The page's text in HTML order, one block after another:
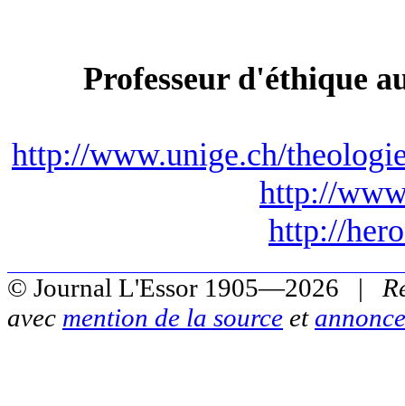
Professeur d'éthique
http://www.unige.ch/
http://
http://
© Journal L'Essor 1905—2026 |
avec mention de la source et